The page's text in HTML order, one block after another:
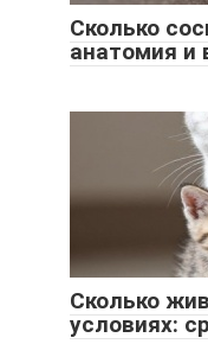
Сколько
анатомия и
Сколько
условиях: